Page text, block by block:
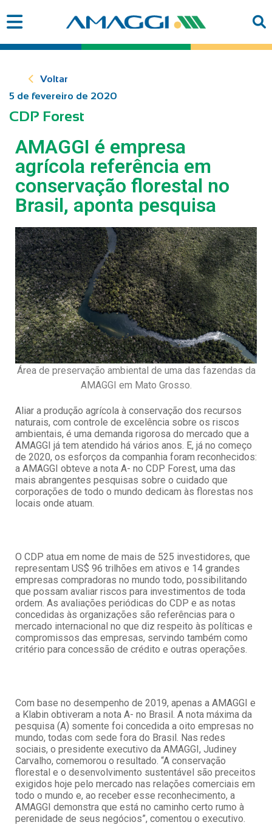
Voltar
5 de fevereiro de 2020
CDP Forest
AMAGGI é empresa
agrícola referência em
conservação florestal no
Brasil, aponta pesquisa
Área de preservação ambiental de uma das fazendas da
AMAGGI em Mato Grosso.
Aliar a produção agrícola à conservação dos recursos
naturais, com controle de excelência sobre os riscos
ambientais, é uma demanda rigorosa do mercado que a
AMAGGI já tem atendido há vários anos. E, já no começo
de 2020, os esforços da companhia foram reconhecidos:
a AMAGGI obteve a nota A- no CDP Forest, uma das
mais abrangentes pesquisas sobre o cuidado que
corporações de todo o mundo dedicam às florestas nos
locais onde atuam.
O CDP atua em nome de mais de 525 investidores, que
representam US$ 96 trilhões em ativos e 14 grandes
empresas compradoras no mundo todo, possibilitando
que possam avaliar riscos para investimentos de toda
ordem. As avaliações periódicas do CDP e as notas
concedidas às organizações são referências para o
mercado internacional no que diz respeito às políticas e
compromissos das empresas, servindo também como
critério para concessão de crédito e outras operações.
Com base no desempenho de 2019, apenas a AMAGGI e
a Klabin obtiveram a nota A- no Brasil. A nota máxima da
pesquisa (A) somente foi concedida a oito empresas no
mundo, todas com sede fora do Brasil. Nas redes
sociais, o presidente executivo da AMAGGI, Judiney
Carvalho, comemorou o resultado. “A conservação
florestal e o desenvolvimento sustentável são preceitos
exigidos hoje pelo mercado nas relações comerciais em
todo o mundo e, ao receber esse reconhecimento, a
AMAGGI demonstra que está no caminho certo rumo à
perenidade de seus negócios”, comentou o executivo.